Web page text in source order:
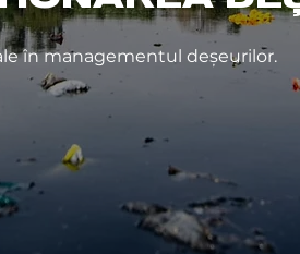
în managementul deșeurilor.